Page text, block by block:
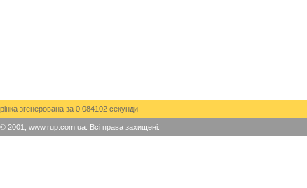
згенерована за 0.084102 секунди
2001, www.rup.com.ua. Всі права захищені.